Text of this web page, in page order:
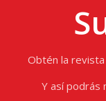
Obtén la
Y así podrás